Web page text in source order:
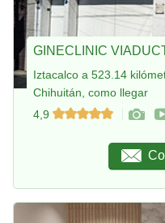
GINECLINIC
Iztacalco a 523.14
Chihuitán, como llegar
4,9